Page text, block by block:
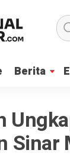
Berita
Berita
Sinar